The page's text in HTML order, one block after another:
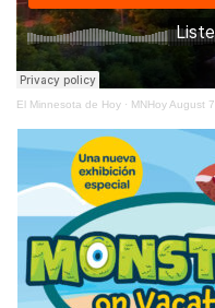
El Minnesota de Hoy · MNHoy August 7